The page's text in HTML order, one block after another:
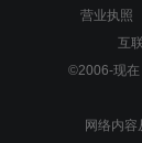
营业执照
互
©2006-现在
网络内